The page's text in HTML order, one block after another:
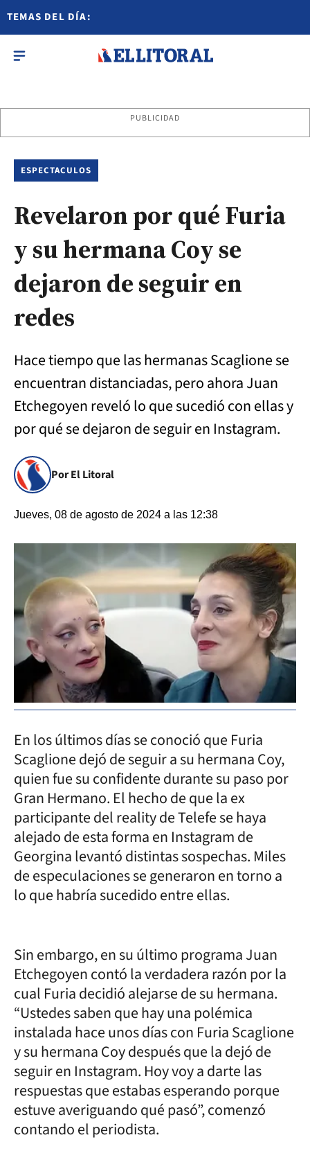
TEMAS DEL DÍA:
PUBLICIDAD
ESPECTACULOS
Revelaron por qué Furia
y su hermana Coy se
dejaron de seguir en
redes
Hace tiempo que las hermanas Scaglione se
encuentran distanciadas, pero ahora Juan
Etchegoyen reveló lo que sucedió con ellas y
por qué se dejaron de seguir en Instagram.
Por El Litoral
Jueves, 08 de agosto de 2024 a las 12:38
En los últimos días se conoció que Furia
Scaglione dejó de seguir a su hermana Coy,
quien fue su confidente durante su paso por
Gran Hermano. El hecho de que la ex
participante del reality de Telefe se haya
alejado de esta forma en Instagram de
Georgina levantó distintas sospechas. Miles
de especulaciones se generaron en torno a
lo que habría sucedido entre ellas.
Sin embargo, en su último programa Juan
Etchegoyen contó la verdadera razón por la
cual Furia decidió alejarse de su hermana.
“Ustedes saben que hay una polémica
instalada hace unos días con Furia Scaglione
y su hermana Coy después que la dejó de
seguir en Instagram. Hoy voy a darte las
respuestas que estabas esperando porque
estuve averiguando qué pasó”, comenzó
contando el periodista.